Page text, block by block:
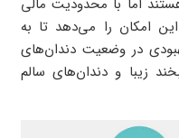
اما با محدودیت مالی
امکان را می‌دهد تا به
در وضعیت دندان‌های
زیبا و دندان‌های سالم